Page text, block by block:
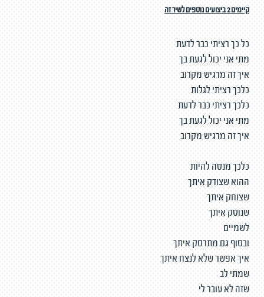
קיימים 2 ביצועים נוספים לשיר זה
כל כך רציתי כבר לדעת
מתי אני יכול לגעת בך
איך זה מרגיש מקרוב
כלכך רציתי לגלות
כלכך רציתי כבר לדעת
מתי אני יכול לגעת בך
איך זה מרגיש מקרוב
כלכך מנסה להיות
ההוא שצודק איתך
שצוחק איתך
שנוסק איתך
לשמיים
ובסוף גם מתרסק איתך
איך אפשר שלא לנצח איתך
שמתי לב
שזה לא עובר לי